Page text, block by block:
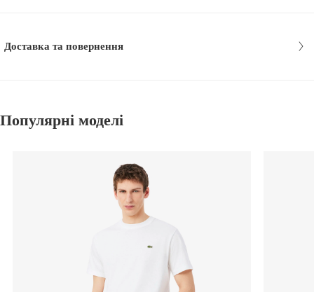
Доставка та повернення
Популярні моделі